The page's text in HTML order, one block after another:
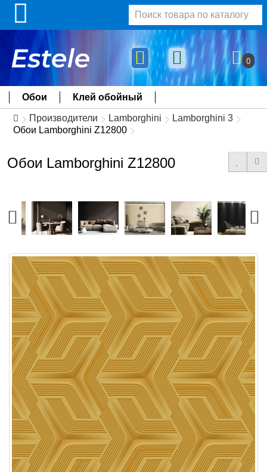
0
Обои Клей обойный
Производители Lamborghini
Lamborghini 3
Обои Lamborghini Z12800
Обои Lamborghini Z12800